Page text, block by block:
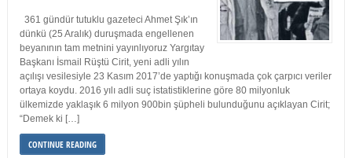
361 gündür tutuklu gazeteci Ahmet Şık’ın
dünkü (25 Aralık) duruşmada engellenen
beyanının tam metnini yayınlıyoruz Yargıtay
Başkanı İsmail Rüştü Cirit, yeni adli yılın
açılışı vesilesiyle 23 Kasım 2017’de yaptığı konuşmada çok çarpıcı veriler
ortaya koydu. 2016 yılı adli suç istatistiklerine göre 80 milyonluk
ülkemizde yaklaşık 6 milyon 900bin şüpheli bulunduğunu açıklayan Cirit;
“Demek ki […]
CONTINUE READING